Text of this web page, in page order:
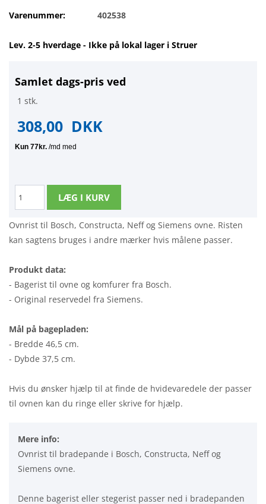
Varenummer: 402538
Lev. 2-5 hverdage - Ikke på lokal lager i Struer
Samlet dags-pris ved
1 stk.
308,00 DKK
Ovnrist til Bosch, Constructa, Neff og Siemens ovne. Risten
kan sagtens bruges i andre mærker hvis målene passer.
Produkt data:
- Bagerist til ovne og komfurer fra Bosch.
- Original reservedel fra Siemens.
Mål på bagepladen:
- Bredde 46,5 cm.
- Dybde 37,5 cm.
Hvis du ønsker hjælp til at finde de hvidevaredele der passer
til ovnen kan du ringe eller skrive for hjælp.
Mere info:
Ovnrist til bradepande i Bosch, Constructa, Neff og
Siemens ovne.
Denne bagerist eller stegerist passer ned i bradepanden